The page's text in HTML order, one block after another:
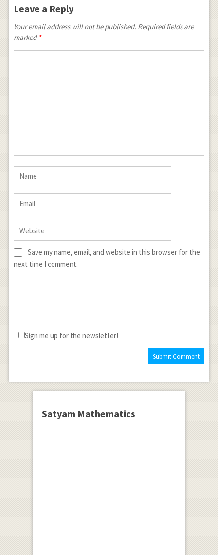
Leave a Reply
Your email address will not be published. Required fields are
marked *
Save my name, email, and website in this browser for the
next time I comment.
Sign me up for the newsletter!
Satyam Mathematics